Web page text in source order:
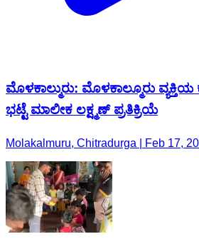
ಮೊಳಕಾಲ್ಮುರು: ಮೊಳಕಾಲ್ಮೂರು
ಭಟ್ಟೆ ಮಾಲೀಕ ಲಕ್ಷ್ಮಣ್ ಪ್ರತಿಕ್ರಿಯೆ
Molakalmuru, Chitradurga | Feb 17,